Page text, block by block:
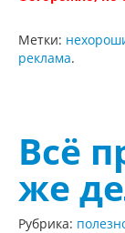
Метки:
реклама.
Всё
же
Рубрика: